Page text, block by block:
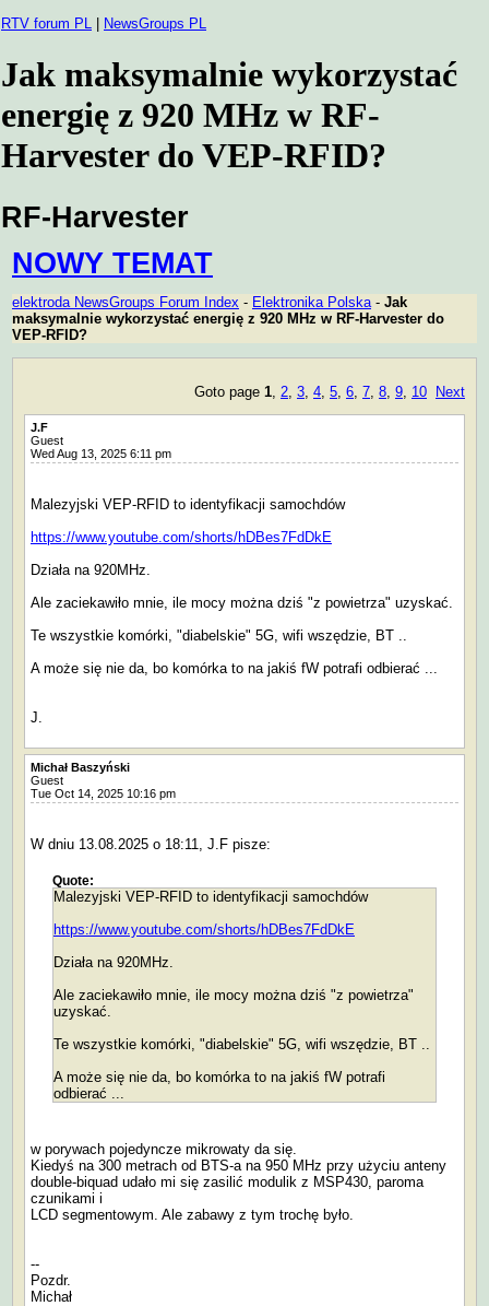
RTV forum PL NewsGroups PL
Jak maksymalnie wykorzystać
energię z 920 MHz w RF-
Harvester do VEP-RFID?
RF-Harvester
NOWY TEMAT
elektroda NewsGroups Forum Index - Elektronika Polska- Jak
maksymalnie wykorzystać energię z 920 MHz w RF-Harvester do
VEP-RFID?
Goto page 1, 2, 3, 4, 5, 6, 7, 8, 9, 10 Next
J.F
Guest
Wed Aug 13, 2025 6:11 pm
Malezyjski VEP-RFID to identyfikacji samochdów
https://www.youtube.com/shorts/hDBes7FdDkE
Działa na 920MHz.
Ale zaciekawiło mnie, ile mocy można dziś "z powietrza" uzyskać.
Te wszystkie komórki, "diabelskie" 5G, wifi wszędzie, BT ..
A może się nie da, bo komórka to na jakiś fW potrafi odbierać ...
J.
Michał Baszyński
Guest
Tue Oct 14, 2025 10:16 pm
W dniu 13.08.2025 o 18:11, J.F pisze:
Quote:
Malezyjski VEP-RFID to identyfikacji samochdów
https://www.youtube.com/shorts/hDBes7FdDkE
Działa na 920MHz.
Ale zaciekawiło mnie, ile mocy można dziś "z powietrza"
uzyskać.
Te wszystkie komórki, "diabelskie" 5G, wifi wszędzie, BT ..
A może się nie da, bo komórka to na jakiś fW potrafi
odbierać ...
w porywach pojedyncze mikrowaty da się.
Kiedyś na 300 metrach od BTS-a na 950 MHz przy użyciu anteny
double-biquad udało mi się zasilić modulik z MSP430, paroma
czunikami i
LCD segmentowym. Ale zabawy z tym trochę było.
--
Pozdr.
Michał